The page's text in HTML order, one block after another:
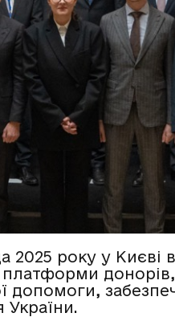
2025 року у Києві
платформи
допомоги,
України.